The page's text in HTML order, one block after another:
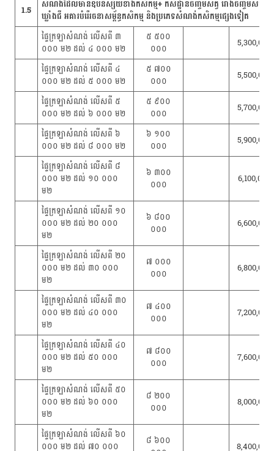
1.5
សំណង់ដែលមានឧបនិស្ស័យខាងកសិកម្ម+ កសិដ្ឋានចិញ្ចឹមសត្វ រោងចិញ្ចឹមសត្វ
ឃ្លាំងជី អគារបំរើរចនាសម្ព័ន្ធកសិកម្ម និងប្រភេទសំណង់កសិកម្មផ្សេងទៀត
ផ្ទៃក្រឡាសំណង់ លើសពី ៣
០០០ ម២ ដល់ ៤ ០០០ ម២
៥ ៥០០
០០០
5,300,000
ផ្ទៃក្រឡាសំណង់ លើសពី ៤
០០០ ម២ ដល់ ៥ ០០០ ម២
៥ ៧០០
០០០
5,500,000
ផ្ទៃក្រឡាសំណង់ លើសពី ៥
០០០ ម២ ដល់ ៦ ០០០ ម២
៥ ៩០០
០០០
5,700,000
ផ្ទៃក្រឡាសំណង់ លើសពី ៦
០០០ ម២ ដល់ ៨ ០០០ ម២
៦ ១០០
០០០
5,900,000
ផ្ទៃក្រឡាសំណង់ លើសពី ៨
០០០ ម២ ដល់ ១០ ០០០
ម២
៦ ៣០០
០០០
6,100,000
ផ្ទៃក្រឡាសំណង់ លើសពី ១០
០០០ ម២ ដល់ ២០ ០០០
ម២
៦ ៨០០
០០០
6,600,000
ផ្ទៃក្រឡាសំណង់ លើសពី ២០
០០០ ម២ ដល់ ៣០ ០០០
ម២
៧ ០០០
០០០
6,800,000
ផ្ទៃក្រឡាសំណង់ លើសពី ៣០
០០០ ម២ ដល់ ៤០ ០០០
ម២
៧ ៤០០
០០០
7,200,000
ផ្ទៃក្រឡាសំណង់ លើសពី ៤០
០០០ ម២ ដល់ ៥០ ០០០
ម២
៧ ៨០០
០០០
7,600,000
ផ្ទៃក្រឡាសំណង់ លើសពី ៥០
០០០ ម២ ដល់ ៦០ ០០០
ម២
៨ ២០០
០០០
8,000,000
ផ្ទៃក្រឡាសំណង់ លើសពី ៦០
០០០ ម២ ដល់ ៧០ ០០០
៨ ៦០០
8,400,000